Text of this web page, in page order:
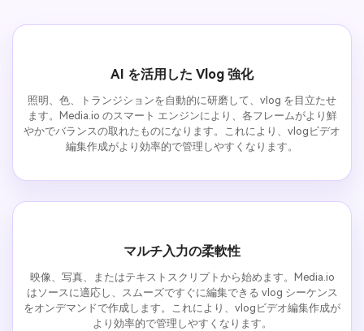
AI を活用した Vlog 強化
照明、色、トランジションを自動的に研磨して、vlog を目立たせ
ます。Media.io のスマート エンジンにより、各フレームがより鮮
やかでバランスの取れたものになります。これにより、vlogビデオ
編集作成がより効率的で管理しやすくなります。
マルチ入力の柔軟性
映像、写真、またはテキストスクリプトから始めます。Media.io
はソースに適応し、スムーズですぐに編集できる vlog シーケンス
をオンデマンドで作成します。これにより、vlogビデオ編集作成が
より効率的で管理しやすくなります。